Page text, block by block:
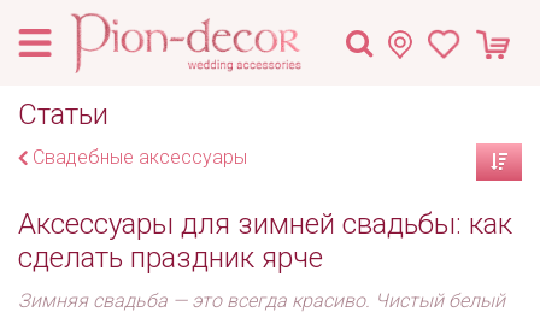
Статьи
Свадебные аксессуары
Аксессуары для зимней свадьбы: как
сделать праздник ярче
Зимняя свадьба — это всегда красиво. Чистый белый